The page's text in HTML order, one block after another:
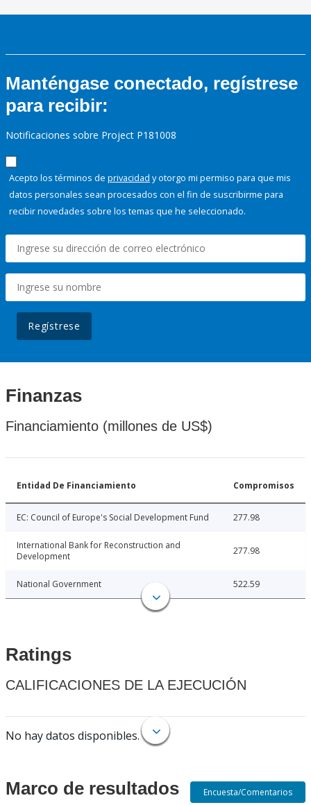
Manténgase conectado, regístrese
para recibir:
Notificaciones sobre Project P181008
Acepto los términos de privacidad y otorgo mi permiso para que mis
datos personales sean procesados con el fin de suscribirme para
recibir novedades sobre los temas que he seleccionado.
Regístrese
Finanzas
Financiamiento (millones de US$)
Entidad De Financiamiento Compromisos
EC: Council of Europe's Social Development Fund 277.98
International Bank for Reconstruction and
Development
277.98
National Government 522.59
Ratings
CALIFICACIONES DE LA EJECUCIÓN
No hay datos disponibles.
Marco de resultados Encuesta/Comentarios